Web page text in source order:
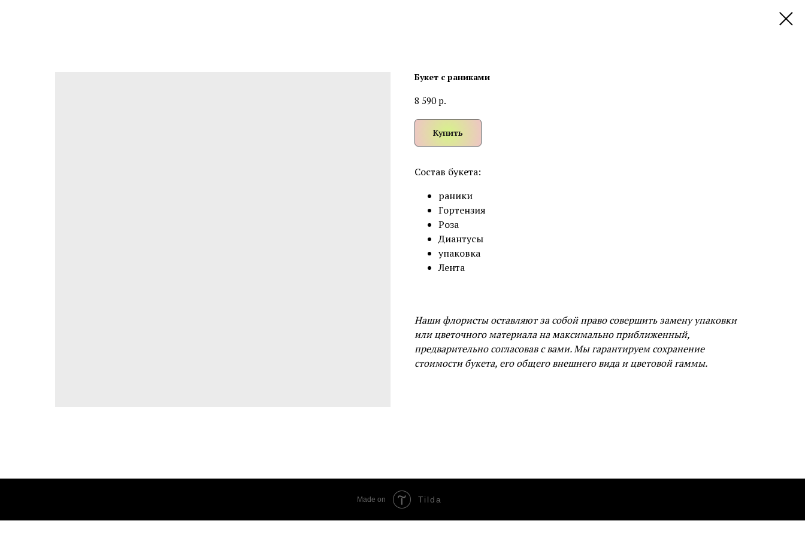
Букет с раниками
8 590 р.
Купить
Состав букета:
раники
Гортензия
Роза
Диантусы
упаковка
Лента
Наши флористы оставляют за собой право совершить замену упаковки
или цветочного материала на максимально приближенный,
предварительно согласовав с вами. Мы гарантируем сохранение
стоимости букета, его общего внешнего вида и цветовой гаммы.
Made on Tilda